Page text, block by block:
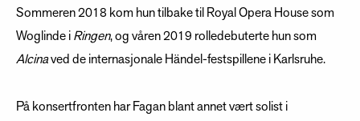
Sommeren 2018 kom hun tilbake til Royal Opera House som
Woglinde iRingen, og våren 2019 rolledebuterte hun som
Alcinaved de internasjonale Händel-festspillene i Karlsruhe.
På konsertfronten har Fagan blant annet vært solist i